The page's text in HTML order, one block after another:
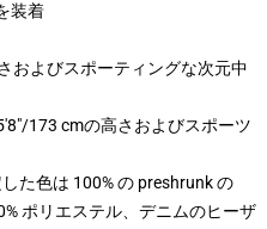
装着
およびスポーティングな次元中
173 cmの高さおよびスポーツ
た色は 100% の preshrunk の
ポリエステル、デニムのヒーザ